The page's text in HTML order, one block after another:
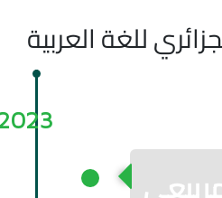
للغة العربية